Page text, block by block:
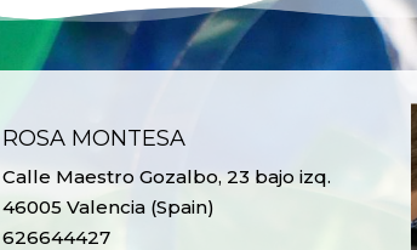
ROSA MONTESA
Calle Maestro Gozalbo, 23 bajo izq.
46005 Valencia (Spain)
626644427